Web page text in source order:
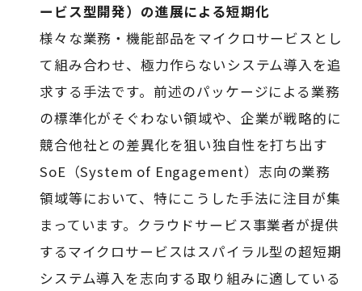
ービス型開発）の進展による短期化
様々な業務・機能部品をマイクロサービスとし
て組み合わせ、極力作らないシステム導入を追
求する手法です。前述のパッケージによる業務
の標準化がそぐわない領域や、企業が戦略的に
競合他社との差異化を狙い独自性を打ち出す
SoE（System of Engagement）志向の業務
領域等において、特にこうした手法に注目が集
まっています。クラウドサービス事業者が提供
するマイクロサービスはスパイラル型の超短期
システム導入を志向する取り組みに適している